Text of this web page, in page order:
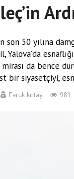
son 50 yılına
Yalova’da
da bence
bir siyasetçiyi,
Faruk kırtay 981